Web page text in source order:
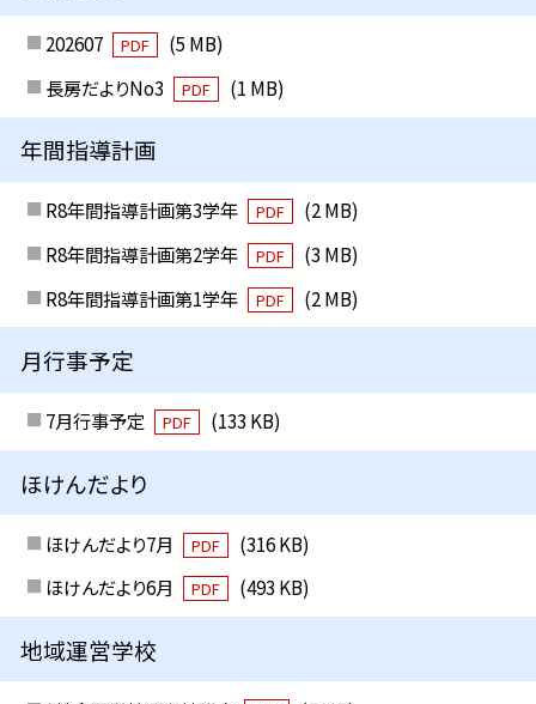
202607 PDF
(5 MB)
長房だよりNo3
PDF (1 MB)
年間指導計画
R8年間指導計画第3学年 PDF
(2 MB)
R8年間指導計画第2学年
PDF
(3 MB)
R8年間指導計画第1学年
PDF (2 MB)
月行事予定
7月行事予定 PDF (133 KB)
ほけんだより
ほけんだより7月 PDF
(316 KB)
ほけんだより6月
PDF (493 KB)
地域運営学校